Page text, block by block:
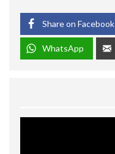
Share on Facebook
WhatsApp